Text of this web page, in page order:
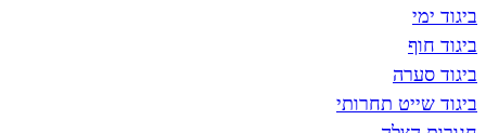
תחרותי